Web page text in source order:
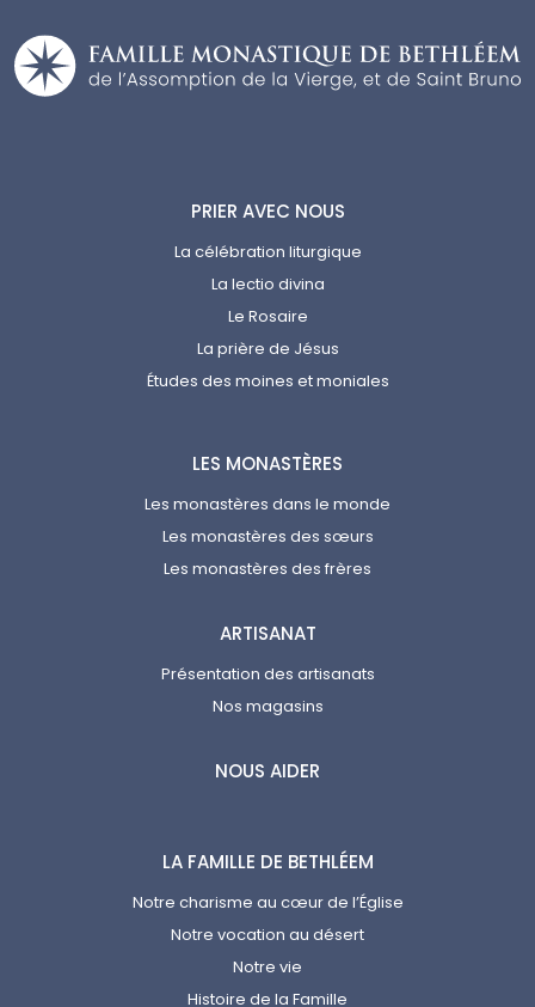
LA FAMILLE DE BETHLÉEM
Notre charisme au cœur de l’Église
Notre vocation au désert
Notre vie
Histoire de la Famille
LES MONASTÈRES
Les monastères dans le monde
Les monastères des sœurs
Les monastères des frères
ARTISANAT
Présentation des artisanats
Nos magasins
NOUS AIDER
PRIER AVEC NOUS
La célébration liturgique
La lectio divina
Le Rosaire
La prière de Jésus
Études des moines et moniales